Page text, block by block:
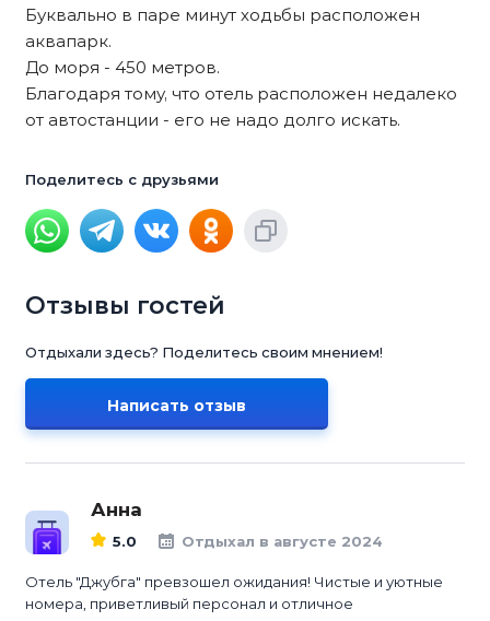
Буквально в паре минут ходьбы расположен
аквапарк.
До моря - 450 метров.
Благодаря тому, что отель расположен недалеко
от автостанции - его не надо долго искать.
Поделитесь с друзьями
Отзывы гостей
Отдыхали здесь? Поделитесь своим мнением!
Написать отзыв
Анна
5.0 Отдыхал в августе 2024
Отель "Джубга" превзошел ожидания! Чистые и уютные
номера, приветливый персонал и отличное